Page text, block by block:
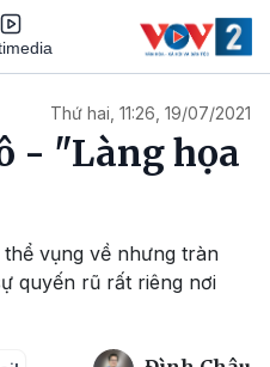
Thứ hai, 11:26, 19/07/2021
- "Làng họa
vụng về nhưng tràn
quyến rũ rất riêng nơi